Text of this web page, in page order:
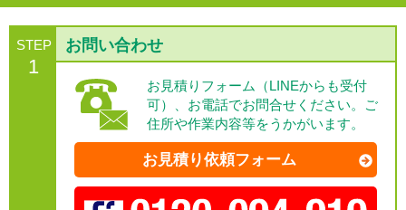
STEP
1
お問い合わせ
お見積りフォーム（LINEからも受付
可）、お電話でお問合せください。ご
住所や作業内容等をうかがいます。
お見積り依頼フォーム